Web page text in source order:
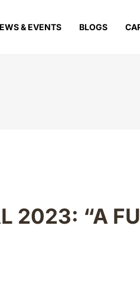
& EVENTS BLOGS
2023: “A